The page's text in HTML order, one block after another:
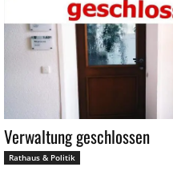
Verwaltung geschlossen
Rathaus & Politik